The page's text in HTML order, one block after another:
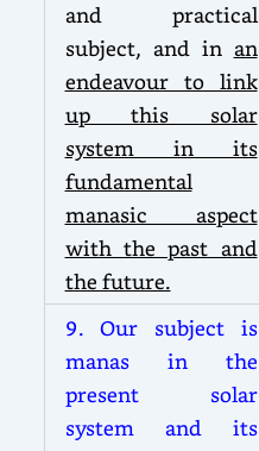
and practical
subject, and in an
endeavour to link
up this solar
system in its
fundamental
manasic aspect
with the past and
the future.
9. Our subject is
manas in the
present solar
system and its